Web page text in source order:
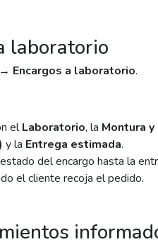
laboratorio
Encargos a laboratorio.
elLaboratorio, la Montura
y la Entrega estimada.
del encargo hasta la
el cliente recoja el pedido.